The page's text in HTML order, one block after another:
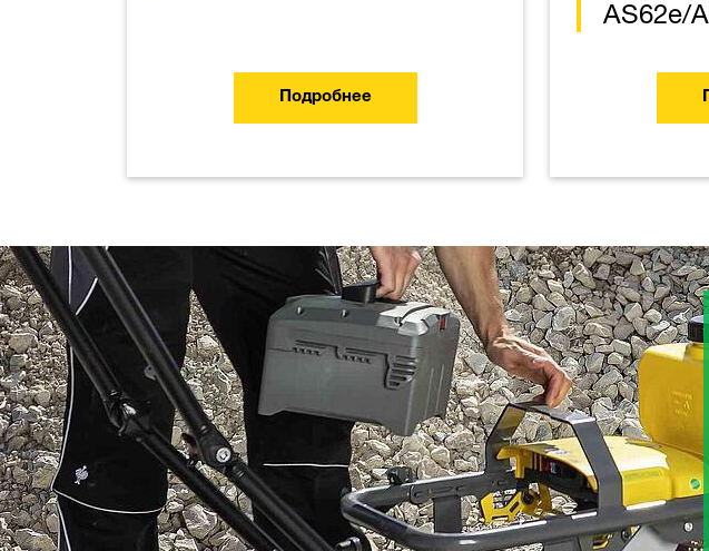
Подробнее
AS62e/
Одна батарея —
множество
возможностей.
Аккумулятор BatteryOne можно
во всех аккумуляторных устройствах